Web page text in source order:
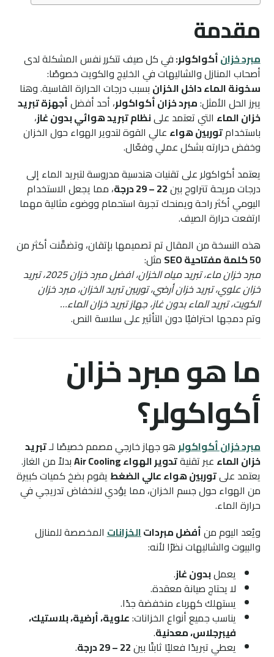
مقدمة
مبرد خزانأكواكولر:في كل صيف تتكرر نفس المشكلة لدى
أصحاب المنازل والشاليهات في الخليج والكويت خصوصًا:
سخونة الماء داخل الخزان بسبب درجات الحرارة القاسية. وهنا
يبرز الحل الأمثل:مبرد خزان أكواكولر، أحد أفضلأجهزة تبريد
خزان الماء التي تعتمد علىنظام تبريد هوائي بدون غاز،
باستخدامتوربين هواء عالي القوة لتدوير الهواء حول الخزان
وخفض حرارته بشكل عملي وفعّال.
يعتمد أكواكولر على تقنيات هندسية مدروسة لتبريد الماء إلى
درجات مريحة تتراوح بين22 – 29 درجة
، مما يجعل الاستخدام
اليومي أكثر راحة ويمنحك تجربة استحمام ووضوء مثالية مهما
ارتفعت حرارة الصيف.
هذه النسخة من المقال تم تصميمها بإتقان، وتضمَّنت أكثر من
50 كلمة مفتاحية SEO
مثل:
مبرد خزان ماء، تبريد مياه الخزان، افضل مبرد خزان 2025، تبريد
خزان علوي، تبريد خزان أرضي، توربين تبريد الخزان، مبرد خزان
الكويت، تبريد الماء بدون غاز، جهاز تبريد خزان الماء…
وتم دمجها احترافيًا دون التأثير على سلاسة النص.
ما هو مبرد خزان
أكواكولر؟
مبرد خزان أكواكولر هو جهاز خارجي مصمم خصيصًا لـتبريد
خزان الماء عبر تقنيةتدوير الهواء Air Cooling
بدلاً من الغاز.
يعتمد علىتوربين هواء عالي الضغط يقوم بضخ كميات كبيرة
من الهواء حول جسم الخزان، مما يؤدي لانخفاض تدريجي في
حرارة الماء.
ويُعد اليوم منأفضل مبرداتالخزاناتالمخصصة للمنازل
والبيوت والشاليهات نظرًا لأنه:
يعملبدون غاز.
لا يحتاج صيانة معقدة.
يستهلك كهرباء منخفضة جدًا.
يناسب جميع أنواع الخزانات:علوية، أرضية، بلاستيك،
فيبرجلاس، معدنية.
يعطي تبريدًا فعليًا ثابتًا بين22 – 29 درجة
.